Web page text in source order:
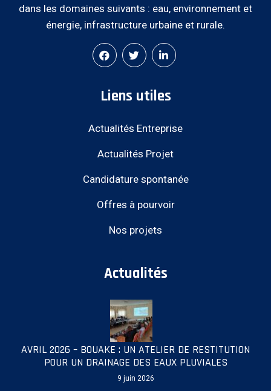
dans les domaines suivants : eau, environnement et
énergie, infrastructure urbaine et rurale.
Liens utiles
Actualités Entreprise
Actualités Projet
Candidature spontanée
Offres à pourvoir
Nos projets
Actualités
AVRIL 2026 – BOUAKE : UN ATELIER DE RESTITUTION
POUR UN DRAINAGE DES EAUX PLUVIALES
9 juin 2026